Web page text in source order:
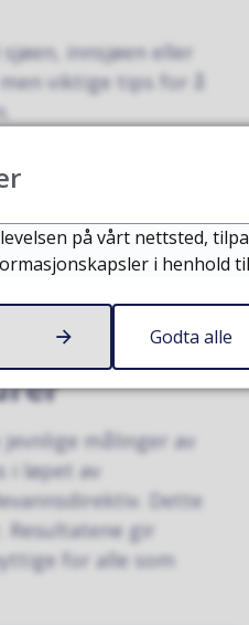
innsjøen eller
viktige tips for å
målinger av
i løpet av
Dette
gir
for alle som
på vårt nettsted,
i henhold
Godta alle